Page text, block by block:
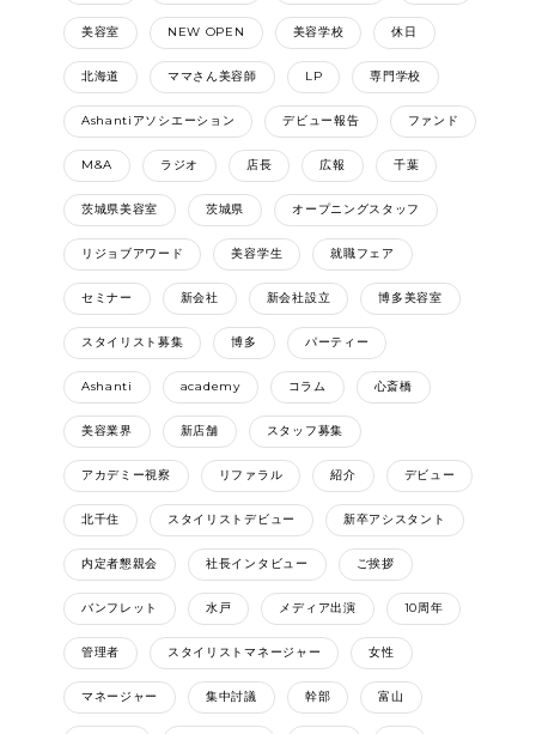
美容室 NEW OPEN 美容学校 休日
北海道 ママさん美容師 LP 専門学校
Ashantiアソシエーション デビュー報告 ファンド
M&A ラジオ 店長 広報 千葉
茨城県美容室 茨城県 オープニングスタッフ
リジョブアワード 美容学生 就職フェア
セミナー 新会社 新会社設立 博多美容室
スタイリスト募集 博多 パーティー
Ashanti academy コラム 心斎橋
美容業界 新店舗 スタッフ募集
アカデミー視察 リファラル 紹介 デビュー
北千住 スタイリストデビュー 新卒アシスタント
内定者懇親会 社長インタビュー ご挨拶
バンフレット 水戸 メディア出演 10周年
管理者 スタイリストマネージャー 女性
マネージャー 集中討議 幹部 富山